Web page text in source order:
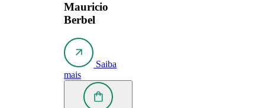
Mauricio
Berbel
Saiba
mais